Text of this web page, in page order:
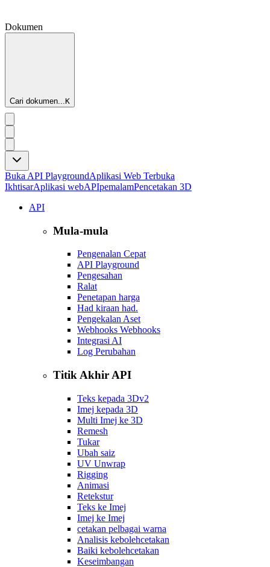
Dokumen
Cari dokumen...K
Buka API PlaygroundAplikasi Web Terbuka
IkhtisarAplikasi webAPIpemalamPencetakan 3D
API
Mula-mula
Pengenalan Cepat
API Playground
Pengesahan
Ralat
Penetapan harga
Had kiraan had.
Pengekalan Aset
Webhooks Webhooks
Integrasi AI
Log Perubahan
Titik Akhir API
Teks kepada 3Dv2
Imej kepada 3D
Multi Imej ke 3D
Remesh
Tukar
Ubah saiz
UV Unwrap
Rigging
Animasi
Retekstur
Teks ke Imej
Imej ke Imej
cetakan pelbagai warna
Analisis kebolehcetakan
Baiki kebolehcetakan
Keseimbangan